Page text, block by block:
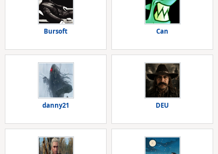
Bursoft Can
danny21 DEU